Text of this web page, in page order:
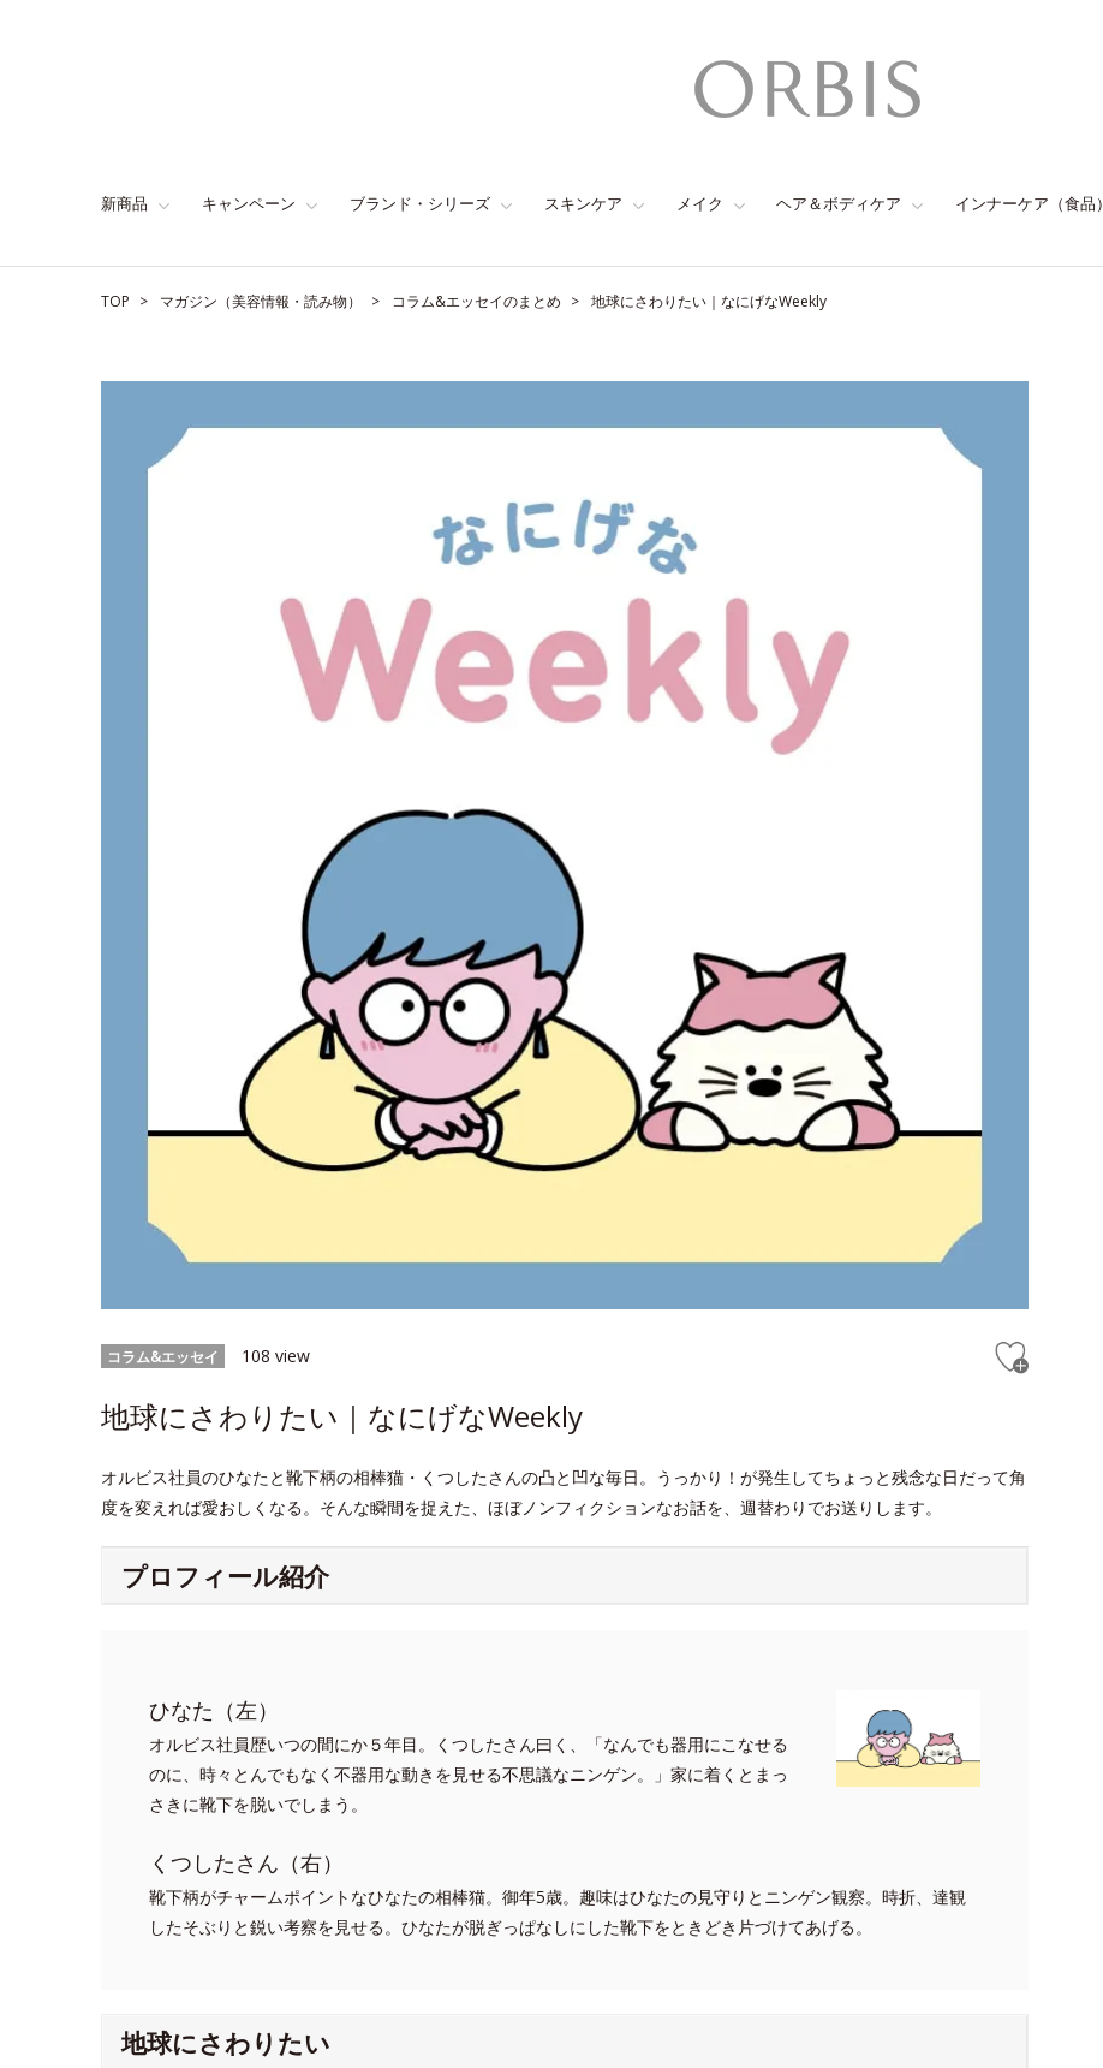
新商品 キャンペーン ブランド・シリーズ スキンケア メイク ヘア＆ボディケア インナーケア（食品）
TOP マガジン（美容情報・読み物） コラム&エッセイのまとめ 地球にさわりたい｜なにげなWeekly
コラム&エッセイ 108 view
地球にさわりたい｜なにげなWeekly
オルビス社員のひなたと靴下柄の相棒猫・くつしたさんの凸と凹な毎日。うっかり！が発生してちょっと残念な日だって角
度を変えれば愛おしくなる。そんな瞬間を捉えた、ほぼノンフィクションなお話を、週替わりでお送りします。
プロフィール紹介
ひなた（左）
オルビス社員歴いつの間にか５年目。くつしたさん曰く、「なんでも器用にこなせる
のに、時々とんでもなく不器用な動きを見せる不思議なニンゲン。」家に着くとまっ
さきに靴下を脱いでしまう。
くつしたさん（右）
靴下柄がチャームポイントなひなたの相棒猫。御年5歳。趣味はひなたの見守りとニンゲン観察。時折、達観
したそぶりと鋭い考察を見せる。ひなたが脱ぎっぱなしにした靴下をときどき片づけてあげる。
地球にさわりたい